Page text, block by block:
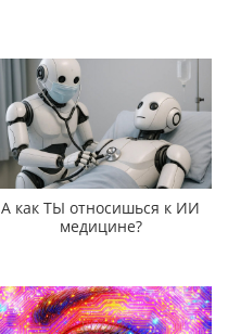
А как ТЫ относишься к ИИ
медицине?